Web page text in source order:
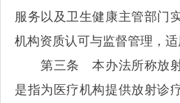
服务以及卫生健康主管部门
机构资质认可与监督管理，适
第三条 本办法所称放射
是指为医疗机构提供放射诊